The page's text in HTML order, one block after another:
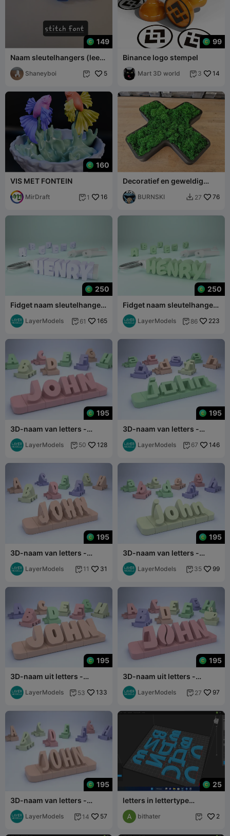
149
Naam sleutelhangers (lees
de beschrijving)
Shaneyboi  5
99
Binance logo stempel
Mart 3D world  3 14
160
VIS MET FONTEIN
MirDraft  1 16
Decoratief en geweldig
mosproject in de vorm van
een X of +
BURNSKI  27 76
250
Fidget naam sleutelhanger
spinner - Speels lettertype
LayerModels  61 165
250
Fidget naam sleutelhanger
spinner - Organisch
lettertype
LayerModels  86 223
195
3D-naam van letters -
Speels lettertype
LayerModels  50 128
195
3D-naam van letters -
Minecraft-lettertype
LayerModels  67 146
195
3D-naam van letters -
Halloween-lettertype
LayerModels  11 31
195
3D-naam van letters -
Cream Font
LayerModels  35 99
195
3D-naam uit letters -
Comic-lettertype
LayerModels  53 133
195
3D-naam uit letters -
Coffee Font
LayerModels  27 97
195
3D-naam van letters -
Cartoonlettertype
LayerModels  14 57
25
letters in lettertype
bauhaus
bithater  2